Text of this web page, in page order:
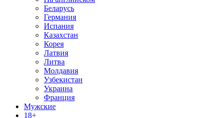
Беларусь
Германия
Испания
Казахстан
Корея
Латвия
Литва
Молдавия
Узбекистан
Украина
Франция
Мужские
18+